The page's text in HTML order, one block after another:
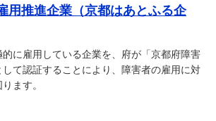
用推進企業（京都はあとふる企
に雇用している企業を、府が「京都府障害
て認証することにより、障害者の雇用に対
ます。